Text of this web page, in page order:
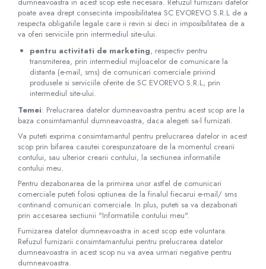
Sonde US
Vase
Spirometrie
Turbine
Spirometre
Filtre antibacteriene
Alte dispozitive respiratorii
Clesti nazali
Investigare si diagnostic
Dermatoscoape
Audiometre
Laringoscoape
Oglinzi/Lampi frontale
Diapazon
Set ORL/Oftalmo
Lampi examinare
poate avea drept consecinta imposibilitatea SC​ ​EVOREVO​ ​S.R.L de a
respecta obligatiile legale care ii revin si deci in imposibilitatea de a
va oferi serviciile prin intermediul site-ului.
pentru activitati de marketing, respectiv pentru
transmiterea, prin intermediul mijloacelor de comunicare la
distanta (e-mail, sms) de comunicari comerciale privind
produsele si serviciile oferite de SC​ ​EVOREVO​ ​S.R.L, prin
intermediul site-ului.
Temei: Prelucrarea datelor dumneavoastra pentru acest scop are la
baza consimtamantul dumneavoastra, daca alegeti sa-l furnizati.
Va puteti exprima consimtamantul pentru prelucrarea datelor in acest
scop prin bifarea casutei corespunzatoare de la momentul crearii
contului, sau ulterior crearii contului, la sectiunea informatiile
contului meu.
Pentru dezabonarea de la primirea unor astfel de comunicari
comerciale puteti folosi optiunea de la finalul fiecarui e-mail/ sms
continand comunicari comerciale. In plus, puteti sa va dezabonati
prin accesarea sectiunii "Informatiile contului meu".
Furnizarea datelor dumneavoastra in acest scop este voluntara.
Refuzul furnizarii consimtamantului pentru prelucrarea datelor
dumneavoastra in acest scop nu va avea urmari negative pentru
dumneavoastra.